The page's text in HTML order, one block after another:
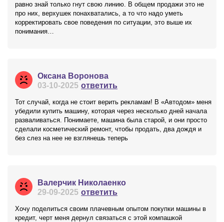
равно знай только гнут свою линию. В общем продажи это не
про них, верхушек понахватались, а то что надо уметь
корректировать свое поведения по ситуации, это выше их
понимания…
Оксана Воронова
03-10-2025 ответить
Тот случай, когда не стоит верить рекламам! В «Автодом» меня
убедили купить машину, которая через несколько дней начала
разваливаться. Понимаете, машина была старой, и они просто
сделали косметический ремонт, чтобы продать, два дождя и
без слез на нее не взглянешь теперь
Валерчик Николаенко
29-09-2025 ответить
Хочу поделиться своим плачевным опытом покупки машины в
кредит, черт меня дернул связаться с этой компашкой